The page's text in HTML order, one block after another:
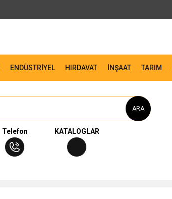
ENDÜSTRİYEL HIRDAVAT İNŞAAT TARIM
ARA
Telefon KATALOGLAR